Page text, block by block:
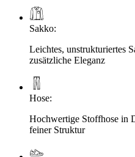
Sakko:
Leichtes, unstrukturiertes
zusätzliche Eleganz
Hose:
Hochwertige Stoffhose in
feiner Struktur